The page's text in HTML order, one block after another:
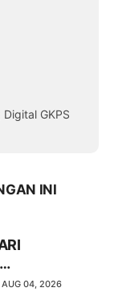
GKPS
INI
BAHASA
AUG 04, 2026